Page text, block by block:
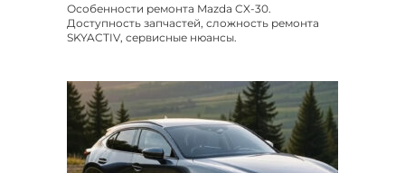
Особенности ремонта Mazda CX-30.
Доступность запчастей, сложность ремонта
SKYACTIV, сервисные нюансы.